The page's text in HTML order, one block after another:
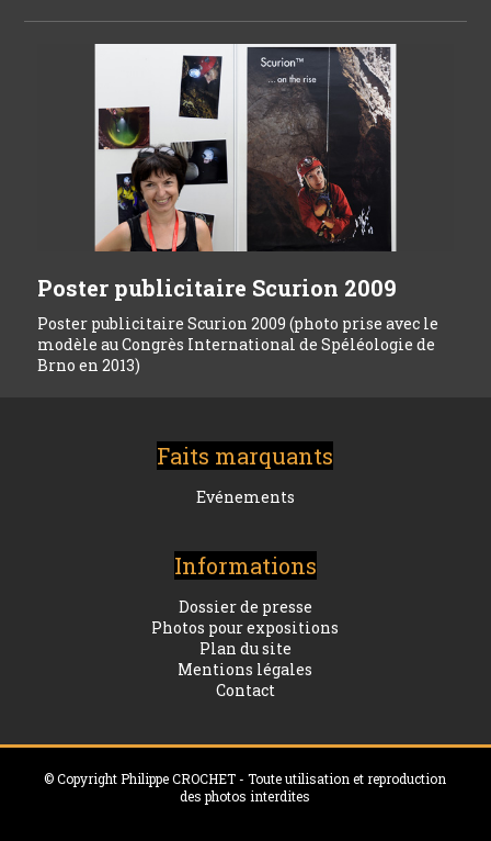
Poster publicitaire Scurion 2009
Poster publicitaire Scurion 2009 (photo prise avec le
modèle au Congrès International de Spéléologie de
Brno en 2013)
Faits marquants
Evénements
Informations
Dossier de presse
Photos pour expositions
Plan du site
Mentions légales
Contact
© Copyright Philippe CROCHET - Toute utilisation et reproduction
des photos interdites